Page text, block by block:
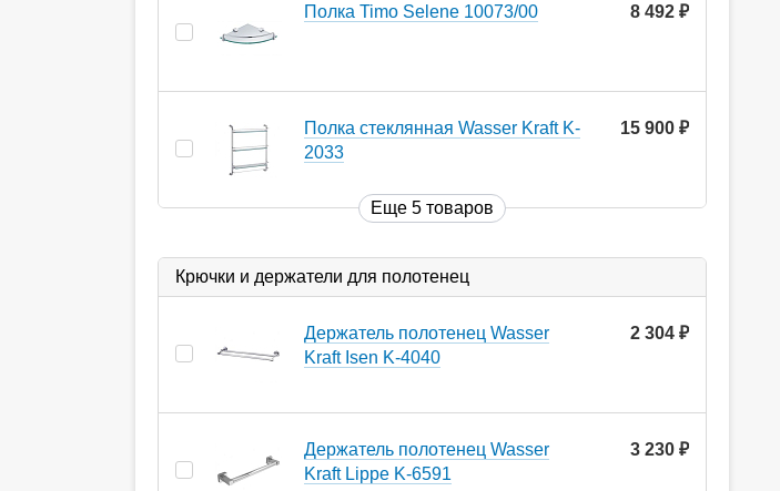
Полка Timo Selene 10073/00 8 492
Полка стеклянная Wasser Kraft K-
2033
15 900
Еще 5 товаров
Крючки и держатели для полотенец
Держатель полотенец Wasser
Kraft Isen K-4040
2 304
Держатель полотенец Wasser
Kraft Lippe K-6591
3 230